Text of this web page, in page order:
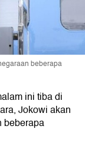
beberapa
ini tiba di
Jokowi akan
beberapa